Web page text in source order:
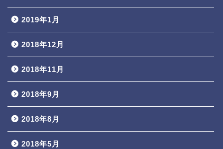
2019年1月
2018年12月
2018年11月
2018年9月
2018年8月
2018年5月